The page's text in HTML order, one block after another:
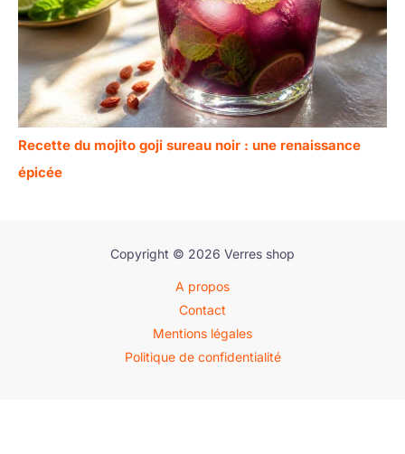
Recette du mojito goji sureau noir : une renaissance
épicée
Copyright © 2026 Verres shop
A propos
Contact
Mentions légales
Politique de confidentialité